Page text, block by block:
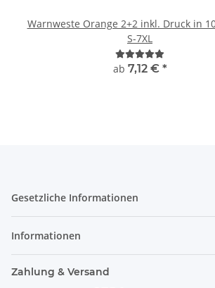
Warnweste Orange 2+2 inkl. Druck in
S-7XL
ab 7,12 € *
Gesetzliche Informationen
Informationen
Zahlung & Versand